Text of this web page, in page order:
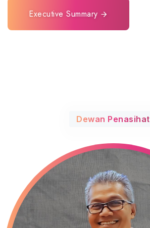
Executive Summary
Dewan Penasihat